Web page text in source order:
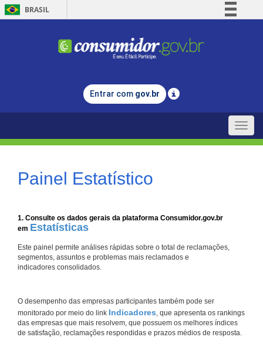
BRASIL
Comunica BR
Legislação
Entrar com gov.br
Toggle
Painel Estatístico
1. Consulte os dados gerais da plataforma Consumidor.gov.br
em Estatísticas
Este painel permite análises rápidas sobre o total de reclamações,
segmentos, assuntos e problemas mais reclamados e
indicadores consolidados.
O desempenho das empresas participantes também pode ser
monitorado por meio do link Indicadores, que apresenta os rankings
das empresas que mais resolvem, que possuem os melhores índices
de satisfação, reclamações respondidas e prazos médios de resposta.